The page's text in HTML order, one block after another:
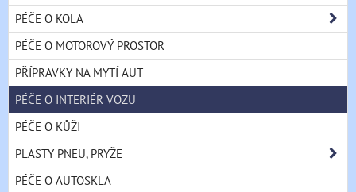
PÉČE O KOLA
PÉČE O MOTOROVÝ PROSTOR
PŘÍPRAVKY NA MYTÍ AUT
PÉČE O INTERIÉR VOZU
PÉČE O KŮŽI
PLASTY PNEU, PRYŽE
PÉČE O AUTOSKLA